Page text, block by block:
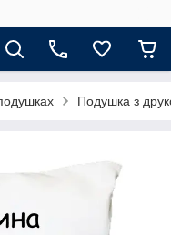
Подушка з